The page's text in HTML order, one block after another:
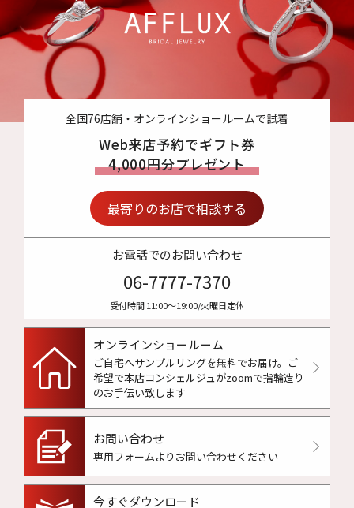
全国76店舗・オンラインショールームで試着
Web来店予約でギフト券
4,000円分プレゼント
最寄りのお店で相談する
お電話でのお問い合わせ
06-7777-7370
受付時間 11:00〜19:00/火曜日定休
オンラインショールーム
ご自宅へサンプルリングを無料でお届け。 ご
希望で本店コンシェルジュがzoomで指輪造り
のお手伝い致します
お問い合わせ
専用フォームよりお問い合わせください
今すぐダウンロード